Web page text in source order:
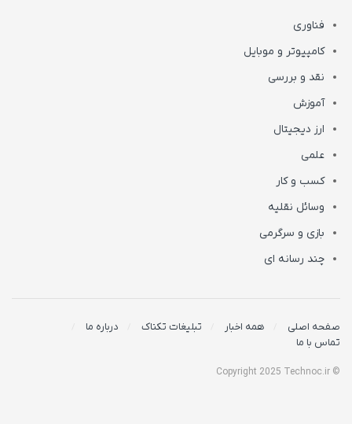
فناوری
کامپیوتر و موبایل
نقد و بررسی
آموزش
ارز دیجیتال
علمی
کسب و کار
وسائل نقلیه
بازی و سرگرمی
چند رسانه ای
صفحه اصلی همه اخبار تبلیغات تکناک
درباره ما
تماس با ما
© Copyright 2025 Technoc.ir